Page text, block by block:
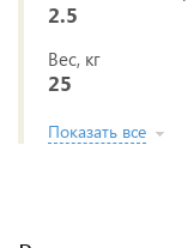
2.5
Вес, кг
25
Показать все